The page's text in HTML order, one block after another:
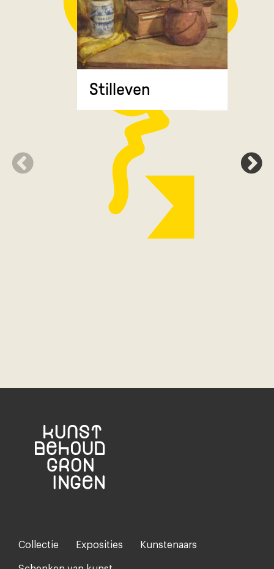
Stilleven
Footer-
menu
Collectie Exposities Kunstenaars